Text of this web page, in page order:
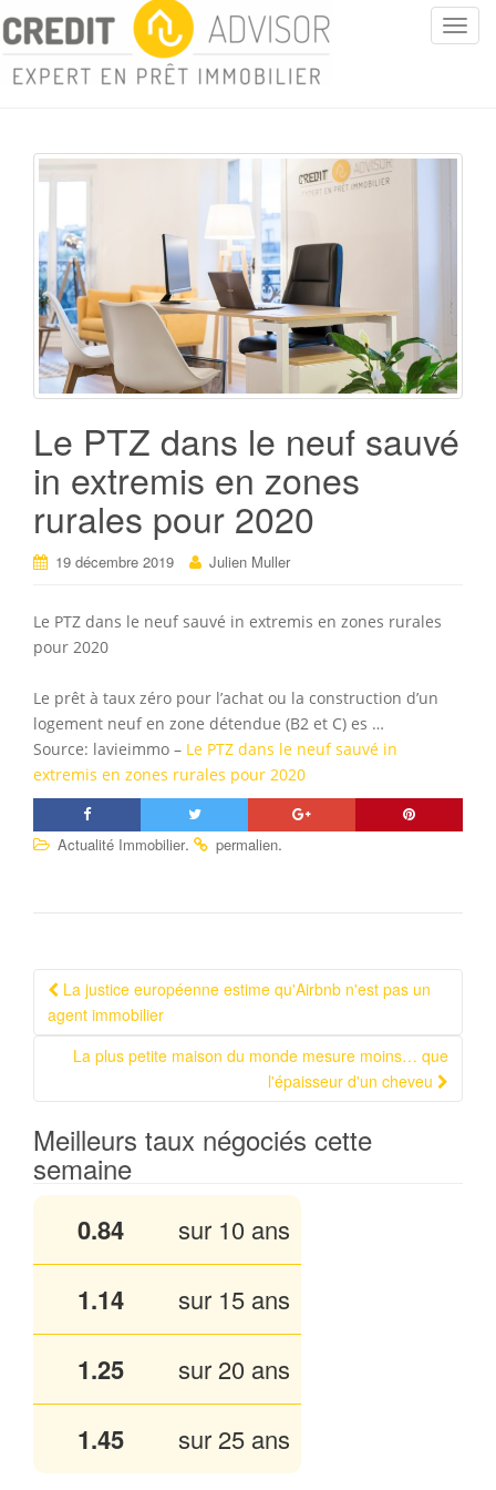
T
e
i
o
Le PTZ dans le neuf sauvé
in extremis en zones
rurales pour 2020
19 décembre 2019 Julien Muller
Le PTZ dans le neuf sauvé in extremis en zones rurales
pour 2020
Le prêt à taux zéro pour l’achat ou la construction d’un
logement neuf en zone détendue (B2 et C) es …
Source: lavieimmo – Le PTZ dans le neuf sauvé in
extremis en zones rurales pour 2020
Actualité Immobilier. permalien.
Navigation Article
La justice européenne estime qu'Airbnb n'est pas un
agent immobilier
La plus petite maison du monde mesure moins… que
l'épaisseur d'un cheveu
Meilleurs taux négociés cette
semaine
0.84 sur 10 ans
1.14 sur 15 ans
1.25 sur 20 ans
1.45 sur 25 ans